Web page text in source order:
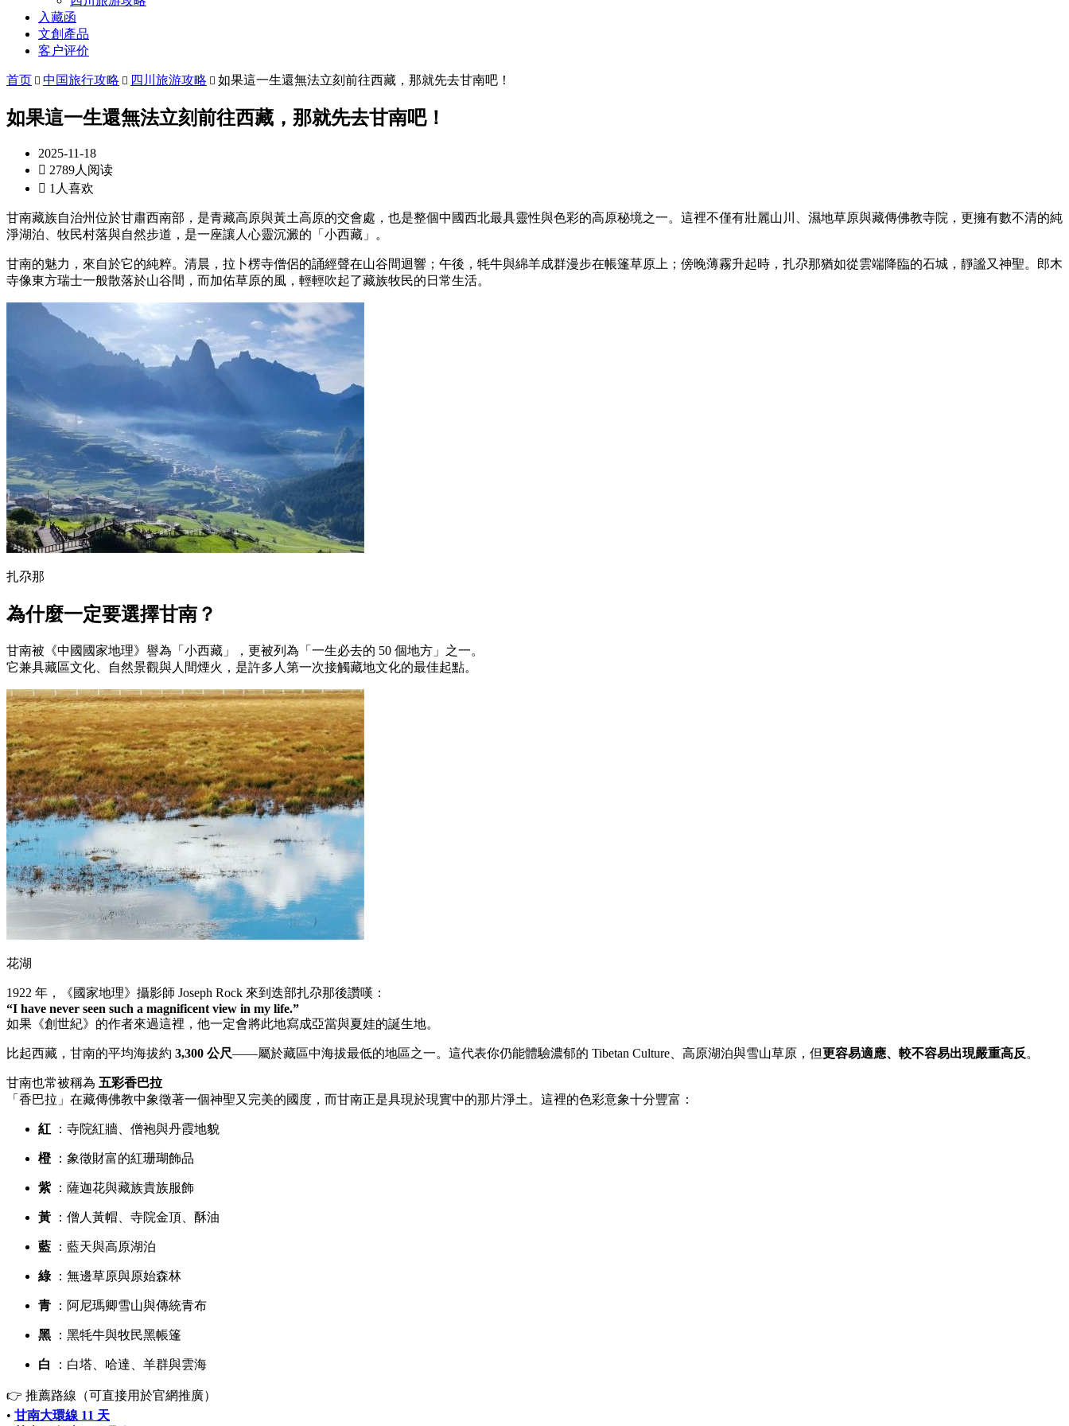
入藏函
文創產品
客户评价
首页  中国旅行攻略  四川旅游攻略  如果這一生還無法立刻前往西藏，那就先去甘南吧！
如果這一生還無法立刻前往西藏，那就先去甘南吧！
2025-11-18
 2789人阅读
 1人喜欢
甘南藏族自治州位於甘肅西南部，是青藏高原與黃土高原的交會處，也是整個中國西北最具靈性與色彩的高原秘境之一。這裡不僅有壯麗山川、濕地草原與藏傳佛教寺院，更擁有數不清的純
淨湖泊、牧民村落與自然步道，是一座讓人心靈沉澱的「小西藏」。
甘南的魅力，來自於它的純粹。清晨，拉卜楞寺僧侶的誦經聲在山谷間迴響；午後，牦牛與綿羊成群漫步在帳篷草原上；傍晚薄霧升起時，扎尕那猶如從雲端降臨的石城，靜謐又神聖。郎木
寺像東方瑞士一般散落於山谷間，而加佑草原的風，輕輕吹起了藏族牧民的日常生活。
扎尕那
為什麼一定要選擇甘南？
甘南被《中國國家地理》譽為「小西藏」，更被列為「一生必去的 50 個地方」之一。
它兼具藏區文化、自然景觀與人間煙火，是許多人第一次接觸藏地文化的最佳起點。
花湖
1922 年，《國家地理》攝影師 Joseph Rock 來到迭部扎尕那後讚嘆：
“I have never seen such a magnificent view in my life.”
如果《創世紀》的作者來過這裡，他一定會將此地寫成亞當與夏娃的誕生地。
比起西藏，甘南的平均海拔約 3,300 公尺——屬於藏區中海拔最低的地區之一。這代表你仍能體驗濃郁的 Tibetan Culture、高原湖泊與雪山草原，但更容易適應、較不容易出現嚴重高反 。
甘南也常被稱為 五彩香巴拉
「香巴拉」在藏傳佛教中象徵著一個神聖又完美的國度，而甘南正是具現於現實中的那片淨土。這裡的色彩意象十分豐富：
紅 ：寺院紅牆、僧袍與丹霞地貌
橙 ：象徵財富的紅珊瑚飾品
紫 ：薩迦花與藏族貴族服飾
黃 ：僧人黃帽、寺院金頂、酥油
藍 ：藍天與高原湖泊
綠 ：無邊草原與原始森林
青 ：阿尼瑪卿雪山與傳統青布
黑 ：黑牦牛與牧民黑帳篷
白 ：白塔、哈達、羊群與雲海
👉 推薦路線（可直接用於官網推廣）
• 甘南大環線 11 天